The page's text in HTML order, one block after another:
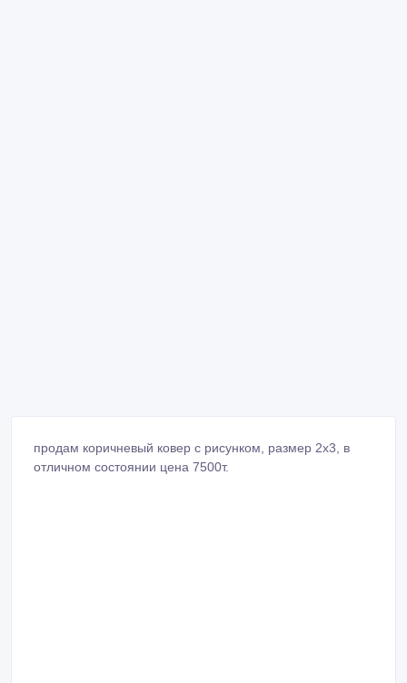
продам коричневый ковер с рисунком, размер 2х3, в
отличном состоянии цена 7500т.